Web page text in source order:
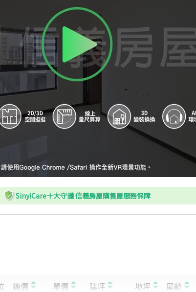
SinyiCare十大守護 信義房屋購售屋服務保障